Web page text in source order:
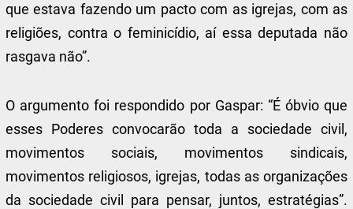
que estava fazendo um pacto com as igrejas, com as
religiões, contra o feminicídio, aí essa deputada não
rasgava não”.
O argumento foi respondido por Gaspar: “É óbvio que
esses Poderes convocarão toda a sociedade civil,
movimentos sociais, movimentos sindicais,
movimentos religiosos, igrejas, todas as organizações
da sociedade civil para pensar, juntos, estratégias”.